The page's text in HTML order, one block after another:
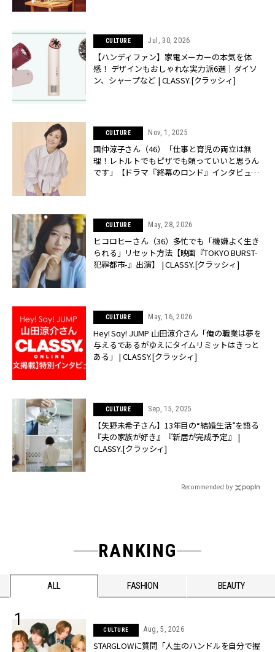
CULTURE Jul, 30, 2026
【ハンディファン】家電メーカーの本気を体
感！ デザインもおしゃれな実力派6選｜ダイソ
ン、シャープなど | CLASSY.[クラッシィ]
CULTURE Nov, 1, 2025
国仲涼子さん（46）「仕事と育児の両立は無
理！レトルトでもピザでも頼っていいと思うん
です」【ドラマ『終幕のロンド』インタビュ
CULTURE May, 28, 2026
ヒコロヒーさん（36）多忙でも「機嫌よく生き
られる」リセット方法【映画『TOKYO BURST-
犯罪都市-』出演】 | CLASSY.[クラッシィ]
CULTURE May, 16, 2026
Hey! Sɑy! JUMP 山田涼介さん「俺の職業は夢を
与えるであるがゆえにタイムリミットはきっと
ある」 | CLASSY.[クラッシィ]
CULTURE Sep, 15, 2025
【矢野未希子さん】13年目の“結婚生活”を語る
『夫の家族が好き』『新居が完成予定』 |
CLASSY.[クラッシィ]
Recommended by
RANKING
ALL FASHION BEAUTY
CULTURE Aug, 5, 2026
STARGLOWに質問「人生のハンドルを自分で握